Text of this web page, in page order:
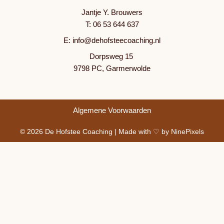
Jantje Y. Brouwers
T: 06 53 644 637
E: info@dehofsteecoaching.nl
Dorpsweg 15
9798 PC, Garmerwolde
© 2026 De Hofstee Coaching | Made with ♡ by NinePixels
Algemene Voorwaarden